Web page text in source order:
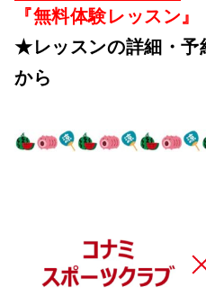
『無料体験レッスン』
★レッスンの詳細・予
から